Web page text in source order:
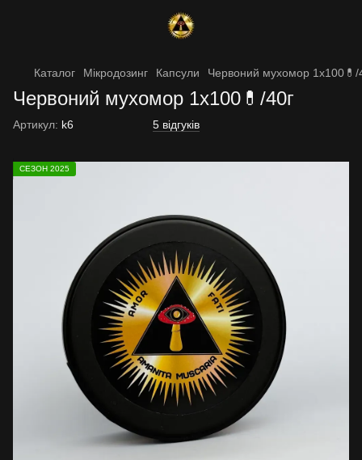
Каталог Мікродозинг Капсули Червоний мухомор 1х100💊/
Червоний мухомор 1х100💊/40г
Артикул: k6 5 відгуків
СЕЗОН 2025